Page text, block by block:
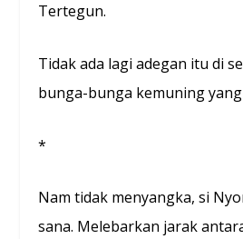
Tertegun.
Tidak ada lagi adegan itu di
bunga-bunga kemuning
*
Nam tidak menyangka, si
sana. Melebarkan jarak